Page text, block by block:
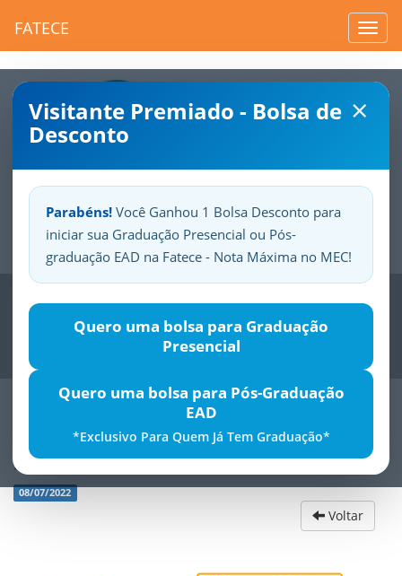
FATECE
×
Visitante Premiado - Bolsa de
Desconto
Parabéns! Você Ganhou 1 Bolsa Desconto para
iniciar sua Graduação Presencial ou Pós-
graduação EAD na Fatece - Nota Máxima no MEC!
Quero uma bolsa para Graduação
Presencial
Quero uma bolsa para Pós-Graduação
EAD
*Exclusivo Para Quem Já Tem Graduação*
SuaFatece.Seuorgulho.
Previous
SaÃºde e bem-estar: SaÃºde mental
08/07/2022
Voltar